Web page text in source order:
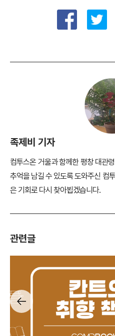
족제비 기자
컴투스온 거울과 함께한 평창 대관
추억을 남길 수 있도록 도와주신 컴
은 기회로 다시 찾아뵙겠습니다.
관련글